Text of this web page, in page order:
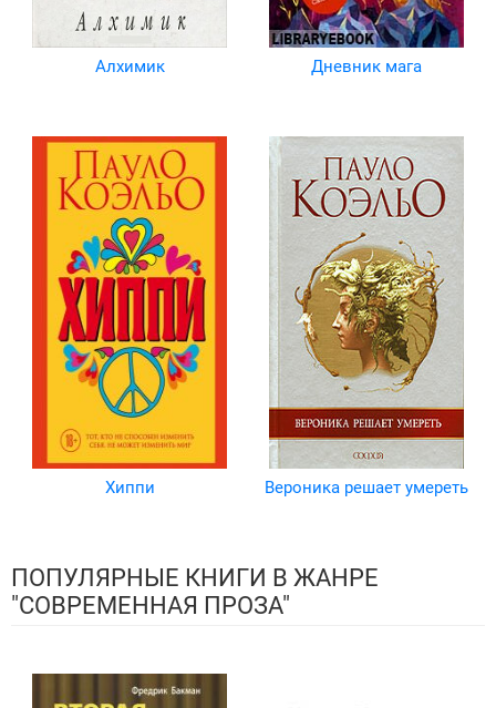
Алхимик Дневник мага
Хиппи Вероника решает умереть
ПОПУЛЯРНЫЕ КНИГИ В ЖАНРЕ
"СОВРЕМЕННАЯ ПРОЗА"